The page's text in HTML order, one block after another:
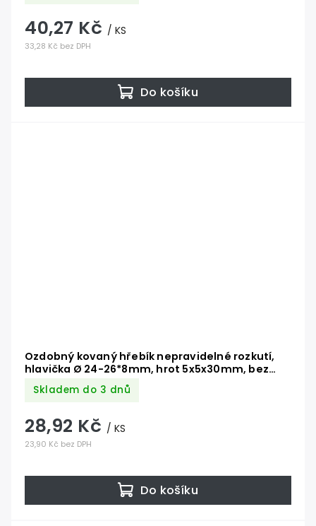
33,28 Kč bez DPH
40,27 Kč / KS
Do košíku
Ozdobný kovaný hřebík nepravidelné rozkutí,
hlavička Ø 24-26*8mm, hrot 5x5x30mm, bez
povrchové úpravy
Skladem do 3 dnů
23,90 Kč bez DPH
28,92 Kč / KS
Do košíku